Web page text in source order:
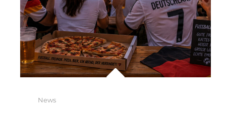
Categories
News